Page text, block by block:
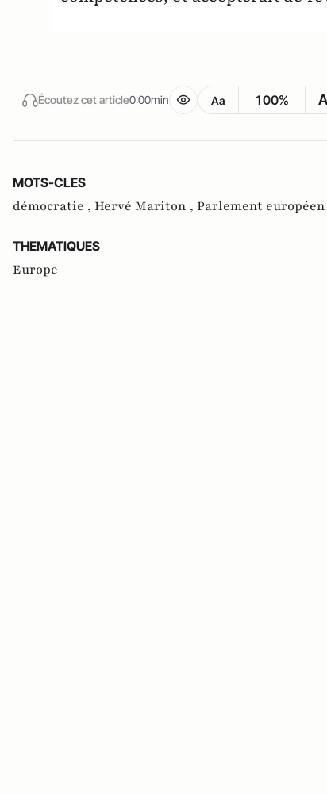
Écoutez cet article0:00min Aa 100%
MOTS-CLES
démocratie , Hervé Mariton , Parlement européen
THEMATIQUES
Europe